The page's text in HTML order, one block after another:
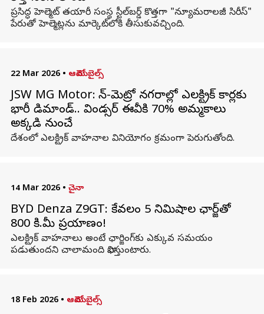
ప్రసిద్ధ హెల్మెట్ తయారీ సంస్థ స్టీల్‌బర్డ్ కొత్తగా "న్యూమరాలజీ సిరీస్"
పేరుతో హెల్మెట్లను మార్కెట్‌లోకి తీసుకువచ్చింది.
22 Mar 2026 • ఆటోమొబైల్స్
JSW MG Motor: నాన్-మెట్రో నగరాల్లో ఎలక్ట్రిక్ కార్లకు
భారీ డిమాండ్.. విండ్సర్ ఈవీకి 70% అమ్మకాలు
అక్కడి నుంచే
దేశంలో ఎలక్ట్రిక్ వాహనాల వినియోగం క్రమంగా పెరుగుతోంది.
14 Mar 2026 • చైనా
BYD Denza Z9GT: కేవలం 5 నిమిషాల ఛార్జ్‌తో
800 కి.మీ ప్రయాణం!
ఎలక్ట్రిక్ వాహనాలు అంటే ఛార్జింగ్‌కు ఎక్కువ సమయం
పడుతుందని చాలామంది భావిస్తుంటారు.
18 Feb 2026 • ఆటోమొబైల్స్